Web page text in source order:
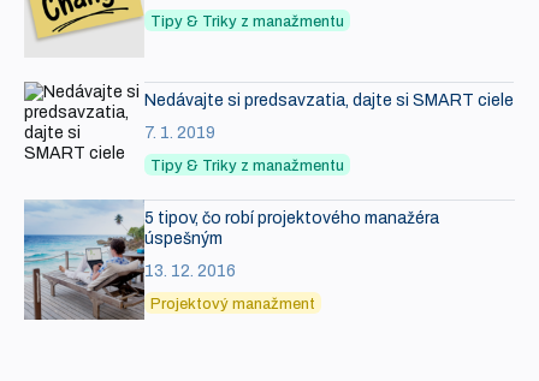
Tipy & Triky z manažmentu
Nedávajte si predsavzatia, dajte si SMART ciele
7. 1. 2019
Tipy & Triky z manažmentu
5 tipov, čo robí projektového manažéra
úspešným
13. 12. 2016
Projektový manažment